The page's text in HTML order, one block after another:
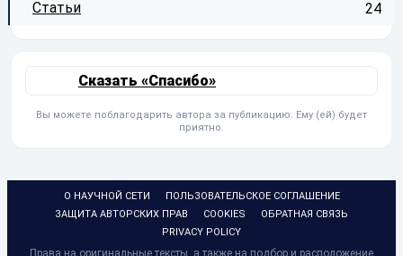
Статьи 24
Сказать «Спасибо»
Вы можете поблагодарить автора за публикацию. Ему (ей) будет
приятно.
О НАУЧНОЙ СЕТИ
ПОЛЬЗОВАТЕЛЬСКОЕ СОГЛАШЕНИЕ
ЗАЩИТА АВТОРСКИХ ПРАВ
COOKIES
ОБРАТНАЯ СВЯЗЬ
PRIVACY POLICY
Права на оригинальные тексты, а также на подбор и расположение